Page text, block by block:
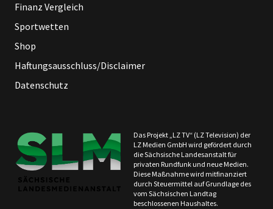
Finanz Vergleich
Sportwetten
Shop
Haftungsausschluss/Disclaimer
Datenschutz
Das Projekt „LZ TV“ (LZ Television) der
LZ Medien GmbH wird gefördert durch
die Sächsische Landesanstalt für
privaten Rundfunk und neue Medien.
Diese Maßnahme wird mitfinanziert
durch Steuermittel auf Grundlage des
vom Sächsischen Landtag
beschlossenen Haushaltes.